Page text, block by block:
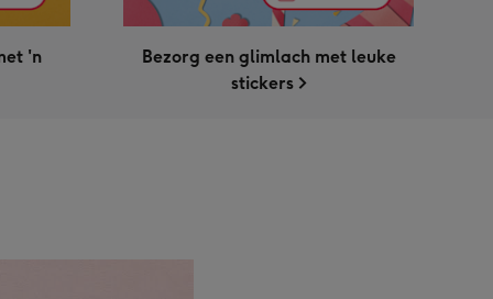
'n
Bezorg een glimlach met leuke
stickers